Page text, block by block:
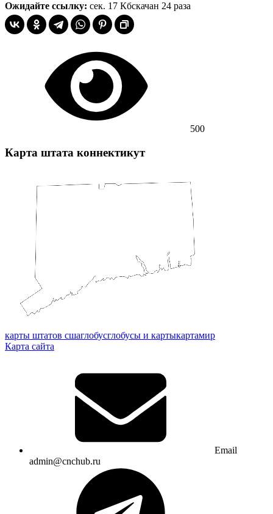
Ожидайте ссылку: сек. 17 Кбскачан 24 раза
500
Карта штата коннектикут
карты штатов сшаглобусглобусы и картыкартамир
Карта сайта
Email
admin@cnchub.ru